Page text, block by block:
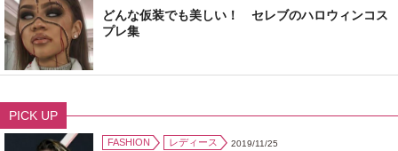
どんな仮装でも美しい！ セレブのハロウィンコス
プレ集
PICK UP
FASHION レディース 2019/11/25